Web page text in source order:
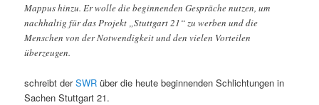
Mappus hinzu. Er wolle die beginnenden Gespräche nutzen, um
nachhaltig für das Projekt „Stuttgart 21“ zu werben und die
Menschen von der Notwendigkeit und den vielen Vorteilen
überzeugen.
schreibt derSWR über die heute beginnenden Schlichtungen in
Sachen Stuttgart 21.